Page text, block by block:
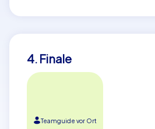
4. Finale
Teamguide vor Ort